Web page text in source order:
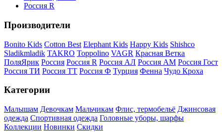
Россия R
Производители
Bonito Kids Cotton Best Elephant Kids Happy Kids Shishco
Sladikmladik TAKRO Toppolino VAGR Красная Ветка
ПоляЯрик Россия Россия R Россия АЛ Россия АМ Россия Гост
Россия ТИ Россия ТТ Россия Ф Турция Фенна Чудо Кроха
Категории
Малышам Девочкам Мальчикам Флис, термобельё Джинсовая
одежда Спортивная одежда Головные уборы, шарфы
Коллекции Новинки Скидки